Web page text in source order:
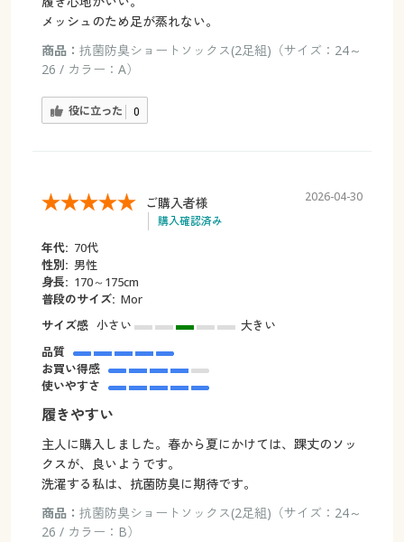
メッシュのため足が蒸れない。
商品： 抗菌防臭ショートソックス(2足組)（サイズ：24～
26 / カラー：A）
役に立った 0
ご購入者様
購入確認済み
2026-04-30
年代: 70代
性別: 男性
身長: 170～175cm
普段のサイズ: Mor
サイズ感 小さい
大きい
品質
お買い得感
使いやすさ
履きやすい
主人に購入しました。春から夏にかけては、踝丈のソッ
クスが、良いようです。
洗濯する私は、抗菌防臭に期待です。
商品： 抗菌防臭ショートソックス(2足組)（サイズ：24～
26 / カラー：B）